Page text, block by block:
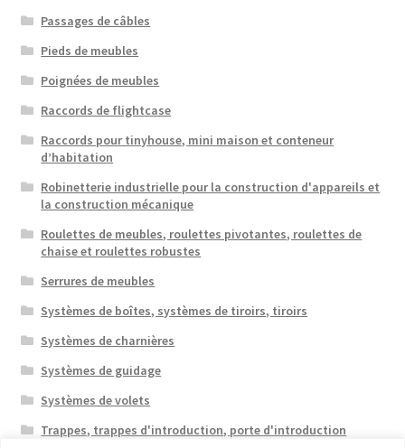
Passages de câbles
Pieds de meubles
Poignées de meubles
Raccords de flightcase
Raccords pour tinyhouse, mini maison et conteneur
d’habitation
Robinetterie industrielle pour la construction d'appareils et
la construction mécanique
Roulettes de meubles, roulettes pivotantes, roulettes de
chaise et roulettes robustes
Serrures de meubles
Systèmes de boîtes, systèmes de tiroirs, tiroirs
Systèmes de charnières
Systèmes de guidage
Systèmes de volets
Trappes, trappes d'introduction, porte d'introduction